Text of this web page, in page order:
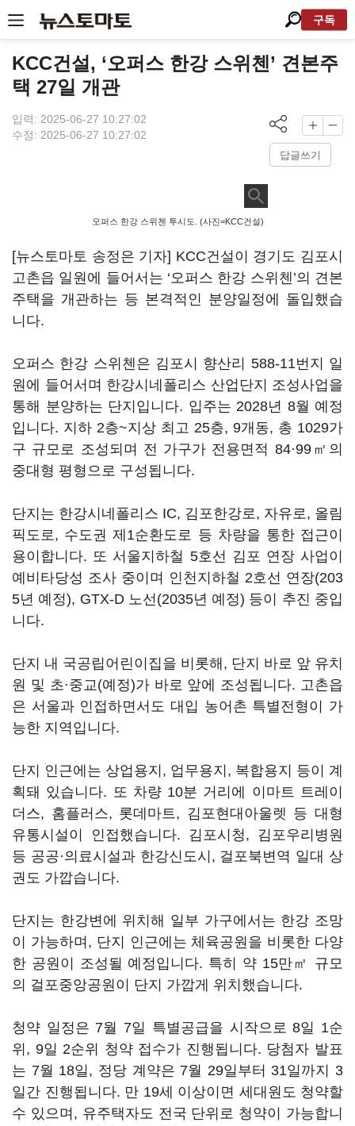
구독
KCC건설, ‘오퍼스 한강 스위첸’ 견본주
택 27일 개관
입력: 2025-06-27 10:27:02
수정: 2025-06-27 10:27:02
답글쓰기
오퍼스 한강 스위첸 투시도. (사진=KCC건설)
[뉴스토마토 송정은 기자] KCC건설이 경기도 김포시
고촌읍 일원에 들어서는 ‘오퍼스 한강 스위첸’의 견본
주택을 개관하는 등 본격적인 분양일정에 돌입했습
니다.
오퍼스 한강 스위첸은 김포시 향산리 588-11번지 일
원에 들어서며 한강시네폴리스 산업단지 조성사업을
통해 분양하는 단지입니다. 입주는 2028년 8월 예정
입니다. 지하 2층~지상 최고 25층, 9개동, 총 1029가
구 규모로 조성되며 전 가구가 전용면적 84·99㎡의
중대형 평형으로 구성됩니다.
단지는 한강시네폴리스 IC, 김포한강로, 자유로, 올림
픽도로, 수도권 제1순환도로 등 차량을 통한 접근이
용이합니다. 또 서울지하철 5호선 김포 연장 사업이
예비타당성 조사 중이며 인천지하철 2호선 연장(203
5년 예정), GTX-D 노선(2035년 예정) 등이 추진 중입
니다.
단지 내 국공립어린이집을 비롯해, 단지 바로 앞 유치
원 및 초·중교(예정)가 바로 앞에 조성됩니다. 고촌읍
은 서울과 인접하면서도 대입 농어촌 특별전형이 가
능한 지역입니다.
단지 인근에는 상업용지, 업무용지, 복합용지 등이 계
획돼 있습니다. 또 차량 10분 거리에 이마트 트레이
더스, 홈플러스, 롯데마트, 김포현대아울렛 등 대형
유통시설이 인접했습니다. 김포시청, 김포우리병원
등 공공·의료시설과 한강신도시, 걸포북변역 일대 상
권도 가깝습니다.
단지는 한강변에 위치해 일부 가구에서는 한강 조망
이 가능하며, 단지 인근에는 체육공원을 비롯한 다양
한 공원이 조성될 예정입니다. 특히 약 15만㎡ 규모
의 걸포중앙공원이 단지 가깝게 위치했습니다.
청약 일정은 7월 7일 특별공급을 시작으로 8일 1순
위, 9일 2순위 청약 접수가 진행됩니다. 당첨자 발표
는 7월 18일, 정당 계약은 7월 29일부터 31일까지 3
일간 진행됩니다. 만 19세 이상이면 세대원도 청약할
수 있으며, 유주택자도 전국 단위로 청약이 가능합니